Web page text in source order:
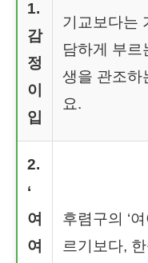
1.
감
정
이
입
기교보다는
담하게 부르
생을 관조하
요.
2.
‘
여
여
후렴구의 ‘
르기보다,